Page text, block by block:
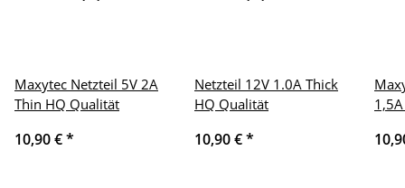
Maxytec Netzteil 5V 2A
Thin HQ Qualität
10,90 €*
Netzteil 12V 1.0A Thick
HQ Qualität
10,90 €*